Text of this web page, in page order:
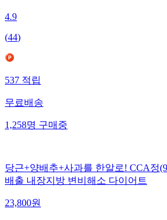
4.9
(44)
537 적립
무료배송
1,258명 구매중
당근+양배추+사과를 한알로! CCA정
배출 내장지방 변비해소 다이어트
23,800원